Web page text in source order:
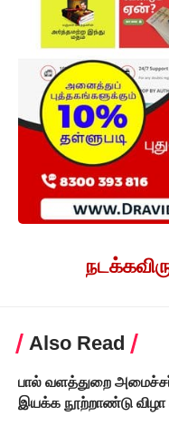
Also Read
பால் வளத்துறை
இயக்க நூற்றாண்டு விழா